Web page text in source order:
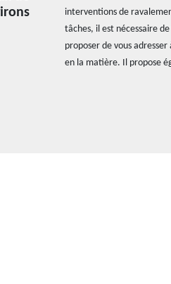
interventions de
tâches, il est nécessaire
proposer de vous
en la matière. Il propose